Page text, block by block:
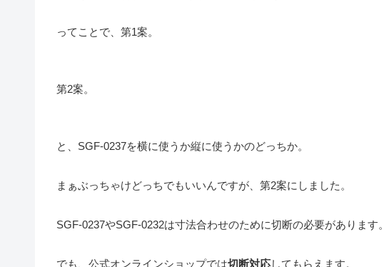
ってことで、第1案。
第2案。
と、SGF-0237を横に使うか縦に使うかのどっちか。
まぁぶっちゃけどっちでもいいんですが、第2案にしました。
SGF-0237やSGF-0232は寸法合わせのために切断の必要があります。
でも、公式オンラインショップでは切断対応してもらえます。